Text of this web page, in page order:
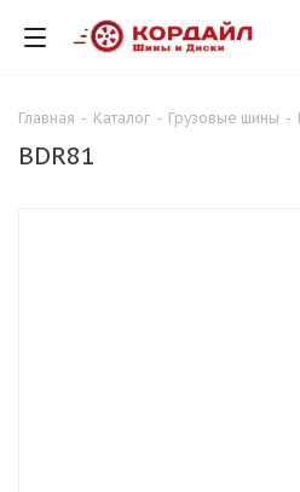
Главная - Каталог - Грузовые шины -
BDR81